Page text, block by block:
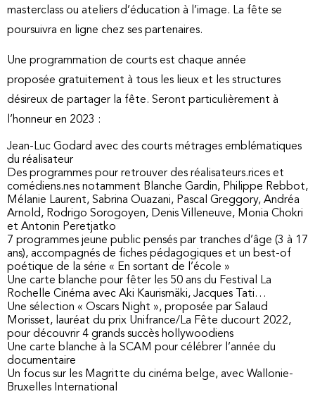
masterclass ou ateliers d’éducation à l’image. La fête se
poursuivra en ligne chez ses partenaires.
Une programmation de courts est chaque année
proposée gratuitement à tous les lieux et les structures
désireux de partager la fête. Seront particulièrement à
l’honneur en 2023 :
Jean-Luc Godard avec des courts métrages emblématiques
du réalisateur
Des programmes pour retrouver des réalisateurs.rices et
comédiens.nes notamment Blanche Gardin, Philippe Rebbot,
Mélanie Laurent, Sabrina Ouazani, Pascal Greggory, Andréa
Arnold, Rodrigo Sorogoyen, Denis Villeneuve, Monia Chokri
et Antonin Peretjatko
7 programmes jeune public pensés par tranches d’âge (3 à 17
ans), accompagnés de fiches pédagogiques et un best-of
poétique de la série « En sortant de l’école »
Une carte blanche pour fêter les 50 ans du Festival La
Rochelle Cinéma avec Aki Kaurismäki, Jacques Tati…
Une sélection « Oscars Night », proposée par Salaud
Morisset, lauréat du prix Unifrance/La Fête ducourt 2022,
pour découvrir 4 grands succès hollywoodiens
Une carte blanche à la SCAM pour célébrer l’année du
documentaire
Un focus sur les Magritte du cinéma belge, avec Wallonie-
Bruxelles International